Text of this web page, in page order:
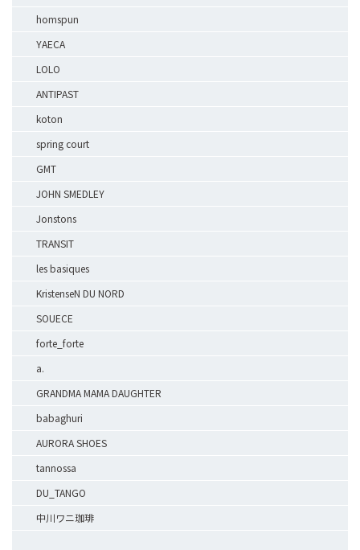
homspun
YAECA
LOLO
ANTIPAST
koton
spring court
GMT
JOHN SMEDLEY
Jonstons
TRANSIT
les basiques
KristenseN DU NORD
SOUECE
forte_forte
a.
GRANDMA MAMA DAUGHTER
babaghuri
AURORA SHOES
tannossa
DU_TANGO
中川ワニ珈琲